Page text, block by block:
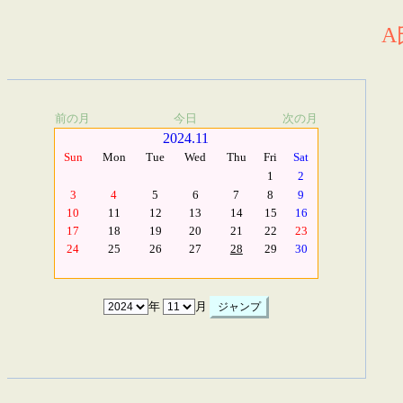
A
前の月 今日 次の月
2024.11
Sun Mon Tue Wed Thu Fri
Sat
1
2
3
4 5 6 7 8
9
10
11 12 13 14 15
16
17
18 19 20 21 22
23
24
25 26 27 28 29 30
年 月